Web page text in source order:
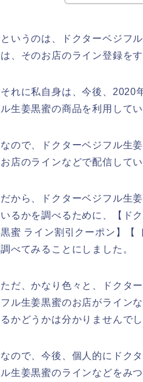
というのは、ドクターベジフ
は、そのお店のライン登録を
それに私自身は、今後、2020
ル生姜黒蜜の商品を利用して
なので、ドクターベジフル生
お店のラインなどで配信して
だから、ドクターベジフル生
いるかを調べるために、【ド
黒蜜 ライン割引クーポン】【
調べてみることにしました。
ただ、かなり色々と、ドクタ
フル生姜黒蜜のお店がライン
るかどうかは分かりませんでし
なので、今後、個人的にドク
ル生姜黒蜜のラインなどをみ